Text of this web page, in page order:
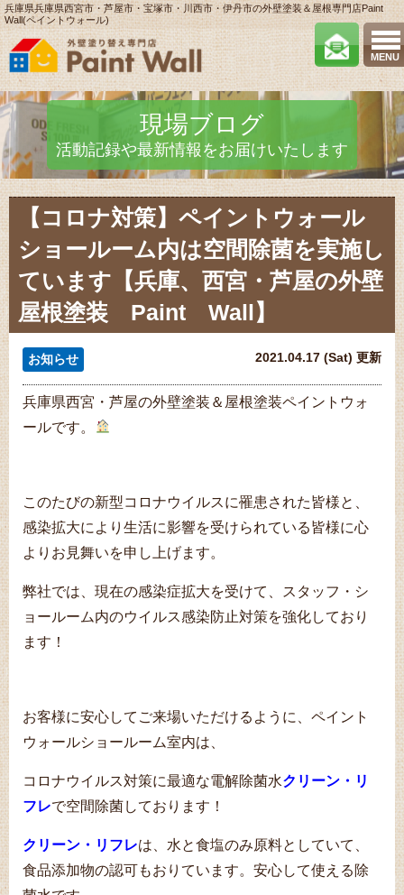
MENU
兵庫県兵庫県西宮市・芦屋市・宝塚市・川西市・伊丹市の外壁塗装＆屋根専門店Paint
Wall(ペイントウォール)
現場ブログ
活動記録や最新情報をお届けいたします
【コロナ対策】ペイントウォール
ショールーム内は空間除菌を実施し
ています【兵庫、西宮・芦屋の外壁
屋根塗装 Paint Wall】
お知らせ 2021.04.17 (Sat) 更新
兵庫県西宮・芦屋の外壁塗装＆屋根塗装ペイントウォ
ールです。
このたびの新型コロナウイルスに罹患された皆様と、
感染拡大により生活に影響を受けられている皆様に心
よりお見舞いを申し上げます。
弊社では、現在の感染症拡大を受けて、スタッフ・シ
ョールーム内のウイルス感染防止対策を強化しており
ます！
お客様に安心してご来場いただけるように、ペイント
ウォールショールーム室内は、
コロナウイルス対策に最適な電解除菌水クリーン・リ
フレで空間除菌しております！
クリーン・リフレは、水と食塩のみ原料としていて、
食品添加物の認可もおりています。安心して使える除